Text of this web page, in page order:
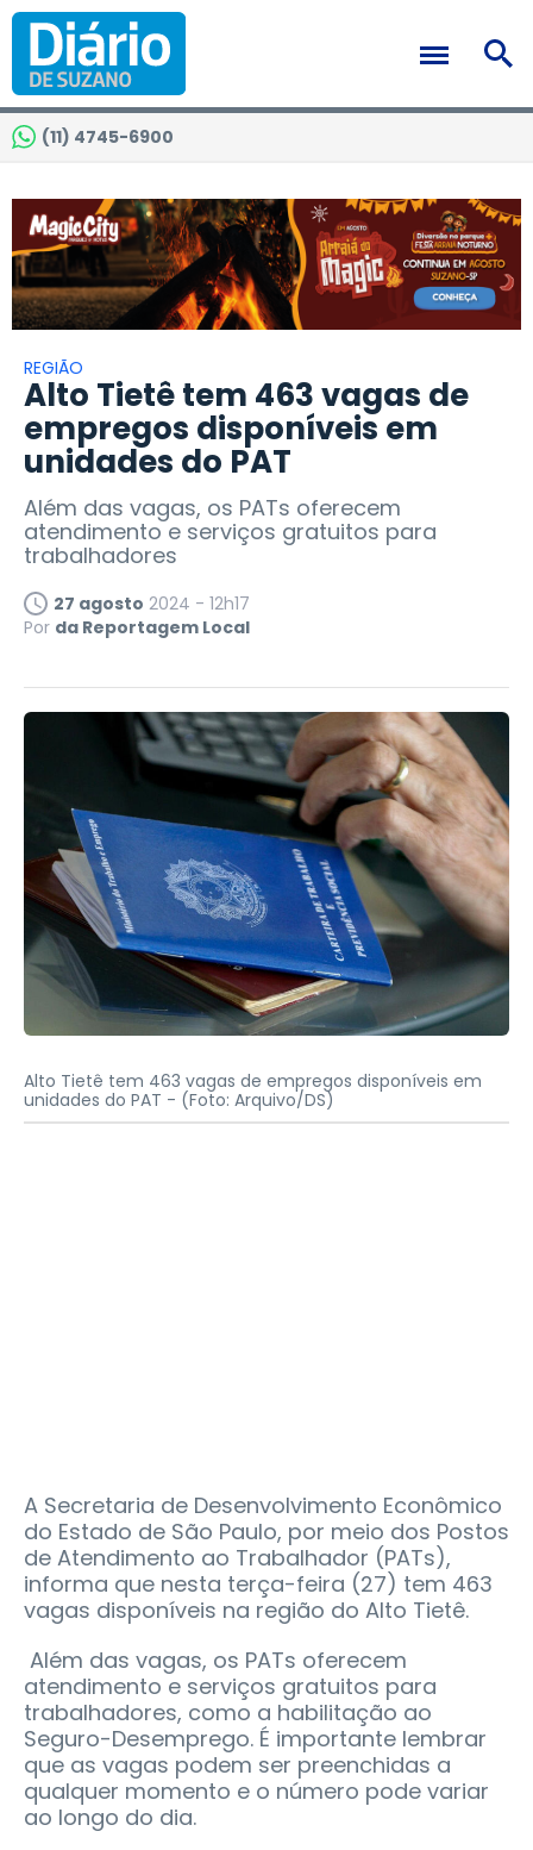
(11) 4745-6900
REGIÃO
Alto Tietê tem 463 vagas de
empregos disponíveis em
unidades do PAT
Além das vagas, os PATs oferecem
atendimento e serviços gratuitos para
trabalhadores
27 agosto 2024 - 12h17
Por da Reportagem Local
Alto Tietê tem 463 vagas de empregos disponíveis em
unidades do PAT - (Foto: Arquivo/DS)
A Secretaria de Desenvolvimento Econômico
do Estado de São Paulo, por meio dos Postos
de Atendimento ao Trabalhador (PATs),
informa que nesta terça-feira (27) tem 463
vagas disponíveis na região do Alto Tietê.
Além das vagas, os PATs oferecem
atendimento e serviços gratuitos para
trabalhadores, como a habilitação ao
Seguro-Desemprego. É importante lembrar
que as vagas podem ser preenchidas a
qualquer momento e o número pode variar
ao longo do dia.